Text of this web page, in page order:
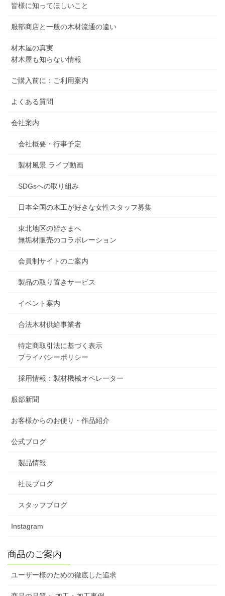
皆様に知ってほしいこと
服部商店と一般の木材流通の違い
材木屋の真実
材木屋も知らない情報
ご購入前に：ご利用案内
よくある質問
会社案内
会社概要・行事予定
製材風景 ライブ動画
SDGsへの取り組み
日本全国の木工が好きな女性スタッフ募集
東北地区の皆さまへ
無垢材販売のコラボレーション
会員制サイトのご案内
製品の取り置きサービス
イベント案内
合法木材供給事業者
特定商取引法に基づく表示
プライバシーポリシー
採用情報：製材機械オペレーター
服部新聞
お客様からのお便り・作品紹介
公式ブログ
製品情報
社長ブログ
スタッフブログ
Instagram
商品のご案内
ユーザー様のための徹底した追求